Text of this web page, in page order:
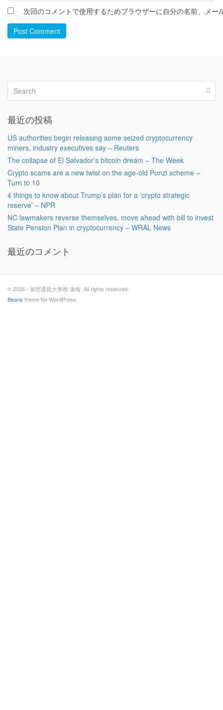
次回のコメントで使用するためブラウザーに自分の名前、メー
Post Comment
最近の投稿
US authorities begin releasing some seized cryptocurrency
miners, industry executives say – Reuters
The collapse of El Salvador’s bitcoin dream – The Week
Crypto scams are a new twist on the age-old Ponzi scheme –
Turn to 10
4 things to know about Trump’s plan for a ‘crypto strategic
reserve’ – NPR
NC lawmakers reverse themselves, move ahead with bill to invest
State Pension Plan in cryptocurrency – WRAL News
最近のコメント
© 2026 - 仮想通貨大學校 速報. All rights reserved.
Beans theme for WordPress.